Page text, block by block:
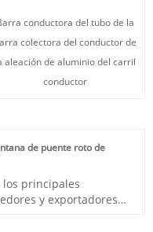
conductora del tubo de la
colectora del conductor de
aleación de aluminio del carril
conductor
de puente roto de
los principales
y exportadores